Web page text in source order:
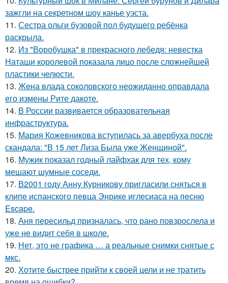
зажгли на секретном шоу канье уэста.
11. Сестра ольги бузовой пол будущего ребёнка
раскрыла.
12. Из "Воробушка" в прекрасного лебедя: невестка
Наташи королевой показала лицо после сложнейшей
пластики челюсти.
13. Жена влада соколовского неожиданно оправдала
его измены Рите дакоте.
14. В России развивается образовательная
инфраструктура.
15. Мария Кожевникова вступилась за авербуха после
скандала: "В 15 лет Лиза Была уже Женщиной".
16. Мужик показал годный лайфхак для тех, кому
мешают шумные соседи.
17. В2001 году Анну Курникову пригласили сняться в
клипе испанского певца Энрике иглесиаса на песню
Escape.
18. Аня пересильд призналась, что рано повзрослела и
уже не видит себя в школе.
19. Нет, это не графика … а реальные снимки снятые с
мкс.
20. Хотите быстрее прийти к своей цели и не тратить